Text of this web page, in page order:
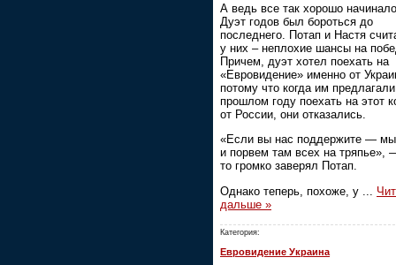
А ведь все так хорошо
Дуэт годов был бороться до
последнего. Потап и Настя
у них – неплохие шансы на
Причем, дуэт хотел поехать на
«Евровидение» именно от
потому что когда им
прошлом году поехать на этот
от России, они отказались.
«Если вы нас поддержите —
и порвем там всех на тряпье»,
то громко заверял Потап.
Однако теперь, похоже, у
дальше »
Категория:
Евровидение Украина